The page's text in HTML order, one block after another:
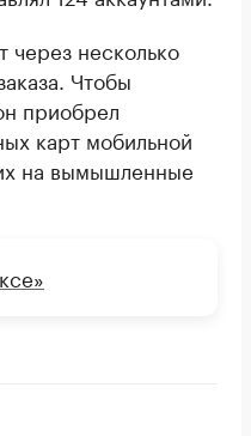
через несколько
Чтобы
приобрел
карт мобильной
на вымышленные